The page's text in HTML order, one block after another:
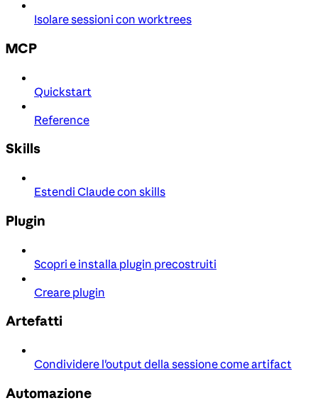
Isolare sessioni con worktrees
MCP
Quickstart
Reference
Skills
Estendi Claude con skills
Plugin
Scopri e installa plugin precostruiti
Creare plugin
Artefatti
Condividere l'output della sessione come artifact
Automazione